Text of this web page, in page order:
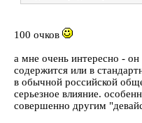
100 очков
а мне очень интересно -
содержится или в
в обычной российской
серьезное влияние.
совершенно другим